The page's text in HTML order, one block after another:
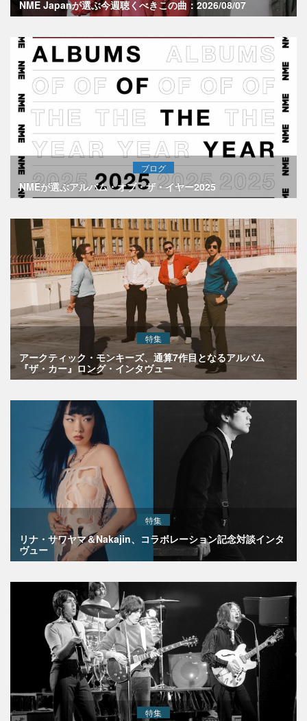
NME Japanが選ぶ今週聴くべきこの曲：2026/08/07
ブログ
NMEが選ぶアルバム・オブ・ザ・イヤー2025
特集
アークティック・モンキーズ、通算7作目となるアルバム
『ザ・カー』ロング・インタヴュー
特集
リナ・サワヤマ＆Nakajin、コラボレーション記念対談インタ
ヴュー
特集